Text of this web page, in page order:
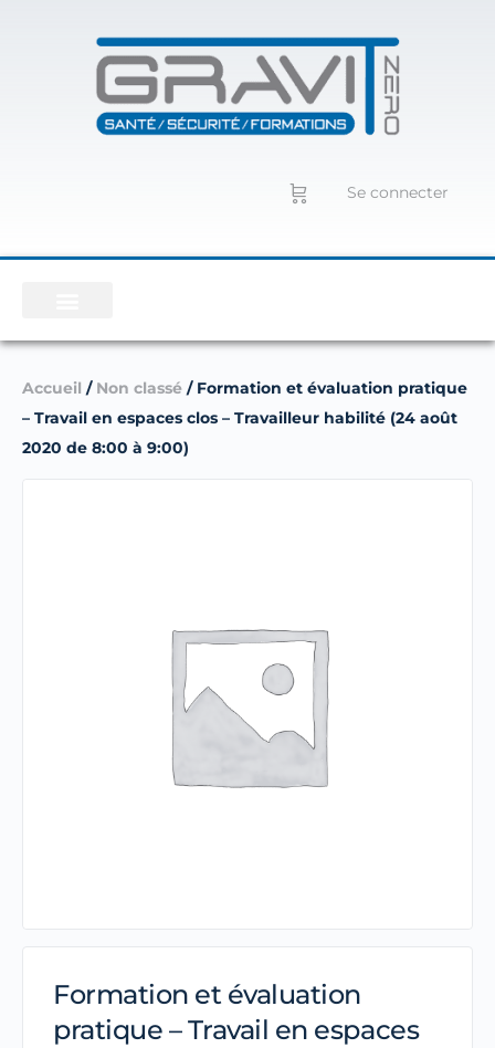
Se connecter
Accueil / Non classé / Formation et évaluation pratique
– Travail en espaces clos – Travailleur habilité (24 août
2020 de 8:00 à 9:00)
Formation et évaluation
pratique – Travail en espaces